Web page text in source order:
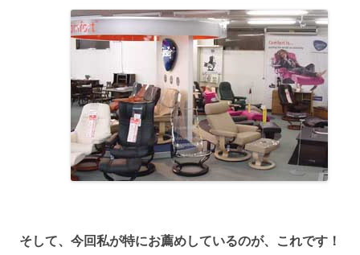
そして、今回私が特にお薦めしているのが、これです！